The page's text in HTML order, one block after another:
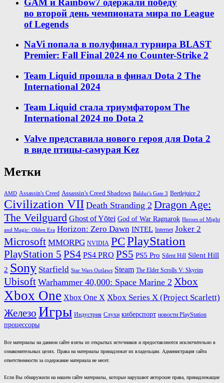
GAM и Rainbow7 одержали победу
во второй день чемпионата мира по League
of Legends
NaVi попала в полуфинал турнира BLAST
Premier: Fall Final 2024 по Counter-Strike 2
Team Liquid прошла в финал Dota 2 The
International 2024
Team Liquid стала триумфатором The
International 2024 по Dota 2
Valve представила нового героя для Dota 2
в виде птицы-самурая Kez
Метки
AMD Assassin's Creed Assassin's Creed Shadows Baldur's Gate 3 Beetlejuice 2
Civilization VII Death Stranding 2 Dragon Age:
The Veilguard Ghost of Yōtei God of War Ragnarok Heroes of Might
and Magic: Olden Era Horizon: Zero Dawn INTEL Internet Joker 2
Microsoft MMORPG NVIDIA PCPlayStation
PlayStation 5 PS4 PS4 PRO PS5 PS5 Pro Silent Hill Silent Hill
2 Sony Starfield Star Wars Outlaws Steam The Elder Scrolls V: Skyrim
Ubisoft Warhammer 40,000: Space Marine 2 Xbox
Xbox One Xbox One X Xbox Series X (Project Scarlett)
Железо Игры Индустрия Слухи киберспорт новости PlayStation
процессоры
Все материалы на данном сайте взяты из открытых источников и предоставляются исключительно в
ознакомительных целях. Права на материалы принадлежат их владельцам. Администрация сайта
ответственности за содержание материала не несет.
Если Вы обнаружили на нашем сайте материалы, которые нарушают авторские права, принадлежащие